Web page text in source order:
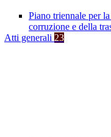
Piano triennale per
corruzione e della
Atti generali 23